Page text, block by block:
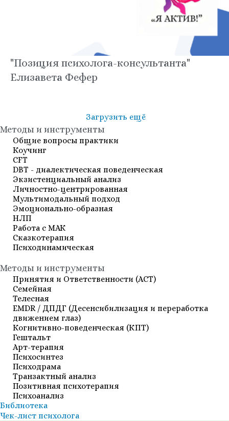
"Позиция психолога-консультанта"
Елизавета Фефер
Загрузить ещё
Методы и инструменты
Общие вопросы практики
Коучинг
СFT
DBT - диалектическая поведенческая
Экзистенциальный анализ
Личностно-центрированная
Мультимодальный подход
Эмоционально-образная
НЛП
Работа с МАК
Сказкотерапия
Психодинамическая
Методы и инструменты
Принятия и Ответственности (АСТ)
Семейная
Телесная
EMDR / ДПДГ (Десенсибилизация и переработка
движением глаз)
Когнитивно-поведенческая (КПТ)
Гештальт
Арт-терапия
Психосинтез
Психодрама
Транзактный анализ
Позитивная психотерапия
Психоанализ
Библиотека
Чек-лист психолога